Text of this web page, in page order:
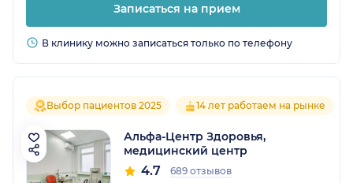
Записаться на прием
В клинику можно записаться только по телефону
Выбор пациентов 2025 14 лет работаем на рынке
Альфа-Центр Здоровья,
медицинский центр
4.7 689 отзывов